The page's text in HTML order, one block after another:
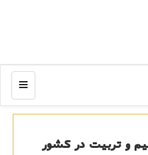
منو
و تربیت در كشور